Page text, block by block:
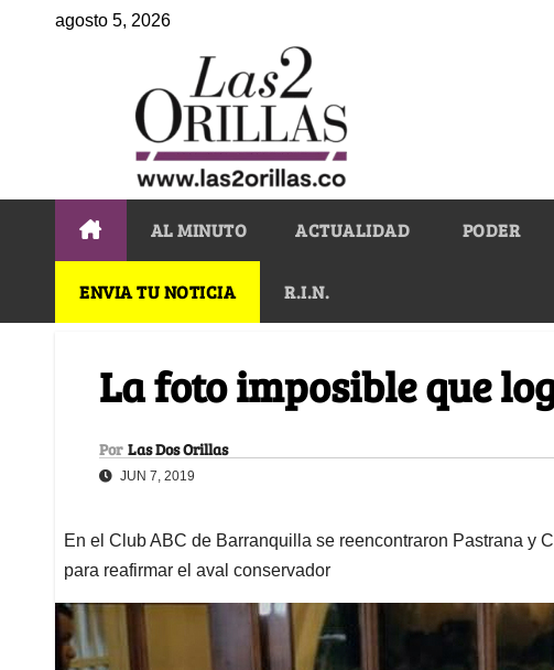
agosto 5, 2026
AL MINUTO ACTUALIDAD PODER
ENVIA TU NOTICIA R.I.N.
La foto imposible que
Por Las Dos Orillas
JUN 7, 2019
En el Club ABC de Barranquilla se reencontraron Pastrana y
para reafirmar el aval conservador